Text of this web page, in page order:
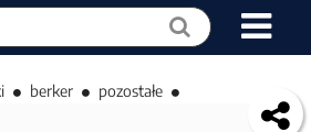
berker pozostałe